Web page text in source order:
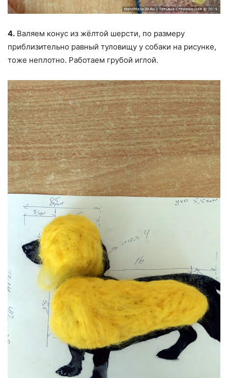
4. Валяем конус из жёлтой шерсти, по размеру
приблизительно равный туловищу у собаки на рисунке,
тоже неплотно. Работаем грубой иглой.